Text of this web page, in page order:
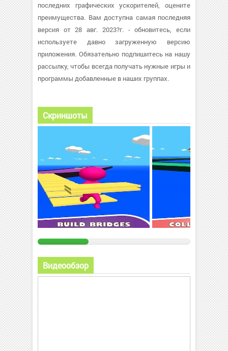
последних графических ускорителей, оцените
преимущества. Вам доступна самая последняя
версия от 28 авг. 2023?г. - обновитесь, если
используете давно загруженную версию
приложения. Обязательно подпишитесь на нашу
рассылку, чтобы всегда получать нужные игры и
программы добавленные в наших группах.
Скриншоты
Видеообзор